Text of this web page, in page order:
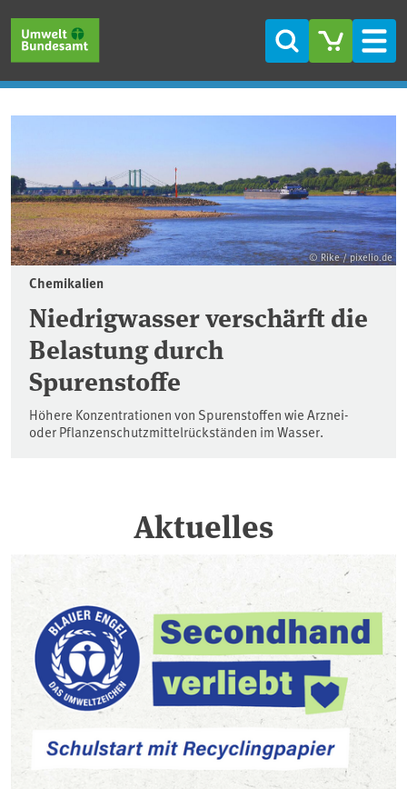
Suche
Startseite
Aktuelles
© Rike / pixelio.de
Chemikalien
Niedrigwasser verschärft die
Belastung durch
Spurenstoffe
Höhere Konzentrationen von Spurenstoffen wie Arznei-
oder Pflanzenschutzmittelrückständen im Wasser.